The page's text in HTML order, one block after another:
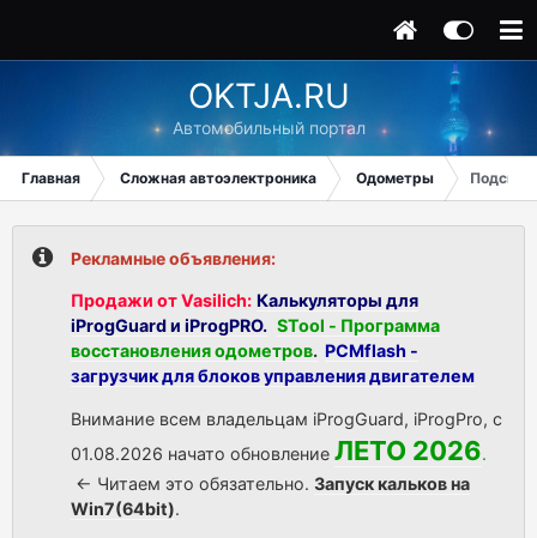
OKTJA.RU
Автомобильный портал
Главная Сложная автоэлектроника Одометры
Рекламные объявления:
Продажи от Vasilich: Калькуляторы для
iProgGuard и iProgPRO. STool - Программа
восстановления одометров. PCMflash -
загрузчик для блоков управления двигателем
Внимание всем владельцам iProgGuard, iProgPro, с
01.08.2026 начато обновление ЛЕТО 2026.
<- Читаем это обязательно. Запуск кальков на
Win7(64bit).